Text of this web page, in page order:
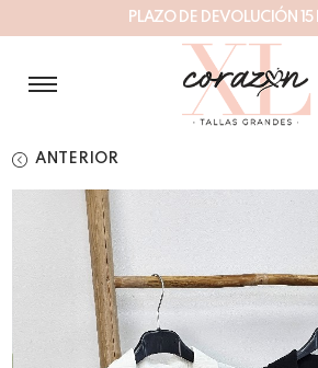
PLAZO DE DEVOLUCI ÓN 5
ANTERIOR